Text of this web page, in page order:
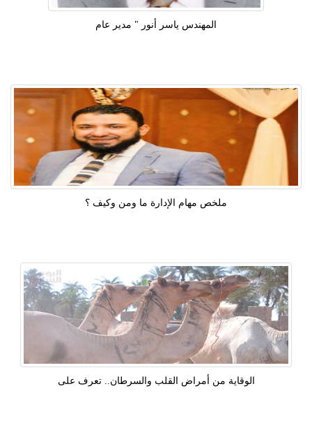
المهندس ياسر أنور " مدير عام
ملخص مهام الإدارة ما ومن وكيف ؟
الوقاية من أمراض القلب والسرطان.. تعرف على